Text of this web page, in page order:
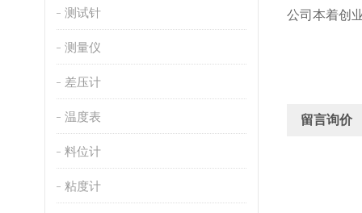
测试针
测量仪
差压计
温度表
料位计
粘度计
公司本着创
留言询价